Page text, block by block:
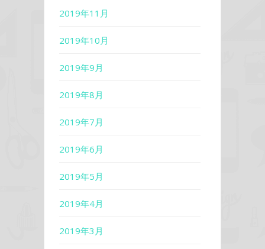
2019年11月
2019年10月
2019年9月
2019年8月
2019年7月
2019年6月
2019年5月
2019年4月
2019年3月